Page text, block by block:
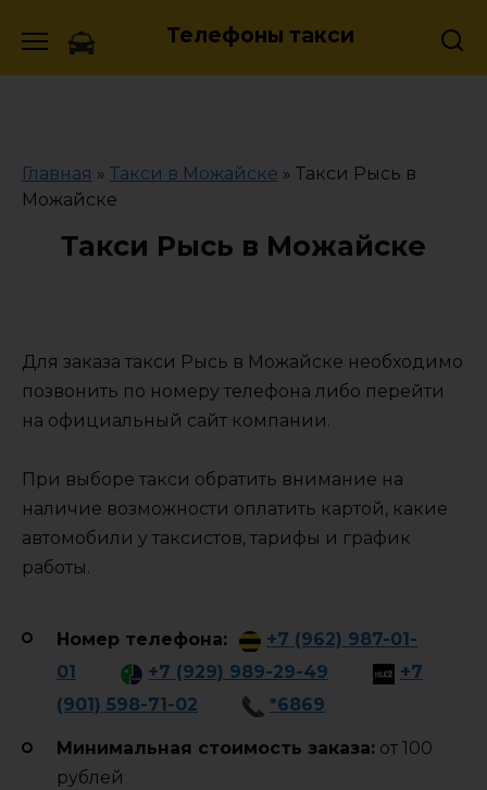
Телефоны такси
Главная » Такси в Можайске » Такси Рысь в
Можайске
Такси Рысь в Можайске
Для заказа такси Рысь в Можайске необходимо
позвонить по номеру телефона либо перейти
на официальный сайт компании.
При выборе такси обратить внимание на
наличие возможности оплатить картой, какие
автомобили у таксистов, тарифы и график
работы.
Номер телефона:
+7 (962) 987-01-
01
+7 (929) 989-29-49
+7
(901) 598-71-02
*6869
Минимальная стоимость заказа: от 100
рублей